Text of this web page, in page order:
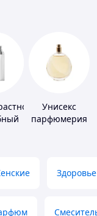
Унисекс
парфюмерия
Здоровье